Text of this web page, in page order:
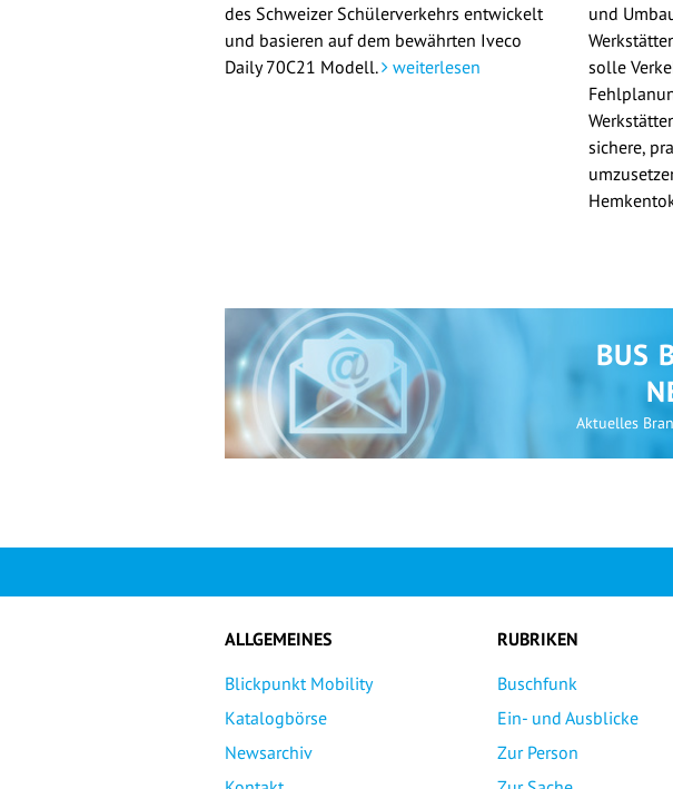
des Schweizer Schülerverkehrs entwickelt
und basieren auf dem bewährten Iveco
Daily 70C21 Modell.
weiterlesen
und
solle
sichere,
BUS
Aktuelles
ALLGEMEINES
Blickpunkt Mobility
Katalogbörse
Newsarchiv
RUBRIKEN
Buschfunk
Ein- und Ausblicke
Zur Person